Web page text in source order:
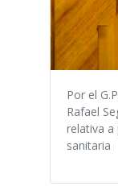
Por el
Rafael
relativa a
sanitaria